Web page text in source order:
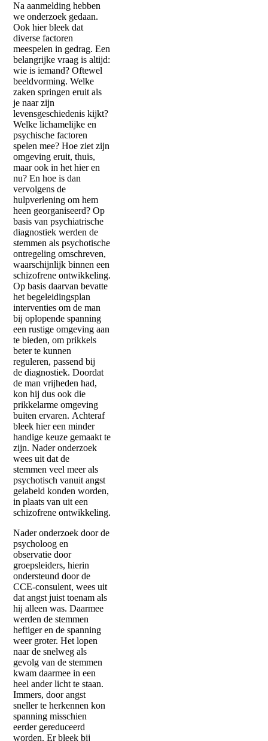
Na aanmelding hebben
we onderzoek gedaan.
Ook hier bleek dat
diverse factoren
meespelen in gedrag. Een
belangrijke vraag is altijd:
wie is iemand? Oftewel
beeldvorming. Welke
zaken springen eruit als
je naar zijn
levensgeschiedenis kijkt?
Welke lichamelijke en
psychische factoren
spelen mee? Hoe ziet zijn
omgeving eruit, thuis,
maar ook in het hier en
nu? En hoe is dan
vervolgens de
hulpverlening om hem
heen georganiseerd? Op
basis van psychiatrische
diagnostiek werden de
stemmen als psychotische
ontregeling omschreven,
waarschijnlijk binnen een
schizofrene ontwikkeling.
Op basis daarvan bevatte
het begeleidingsplan
interventies om de man
bij oplopende spanning
een rustige omgeving aan
te bieden, om prikkels
beter te kunnen
reguleren, passend bij
de diagnostiek. Doordat
de man vrijheden had,
kon hij dus ook die
prikkelarme omgeving
buiten ervaren. Achteraf
bleek hier een minder
handige keuze gemaakt te
zijn. Nader onderzoek
wees uit dat de
stemmen veel meer als
psychotisch vanuit angst
gelabeld konden worden,
in plaats van uit een
schizofrene ontwikkeling.
Nader onderzoek door de
psycholoog en
observatie door
groepsleiders, hierin
ondersteund door de
CCE-consulent, wees uit
dat angst juist toenam als
hij alleen was. Daarmee
werden de stemmen
heftiger en de spanning
weer groter. Het lopen
naar de snelweg als
gevolg van de stemmen
kwam daarmee in een
heel ander licht te staan.
Immers, door angst
sneller te herkennen kon
spanning misschien
eerder gereduceerd
worden. Er bleek bij